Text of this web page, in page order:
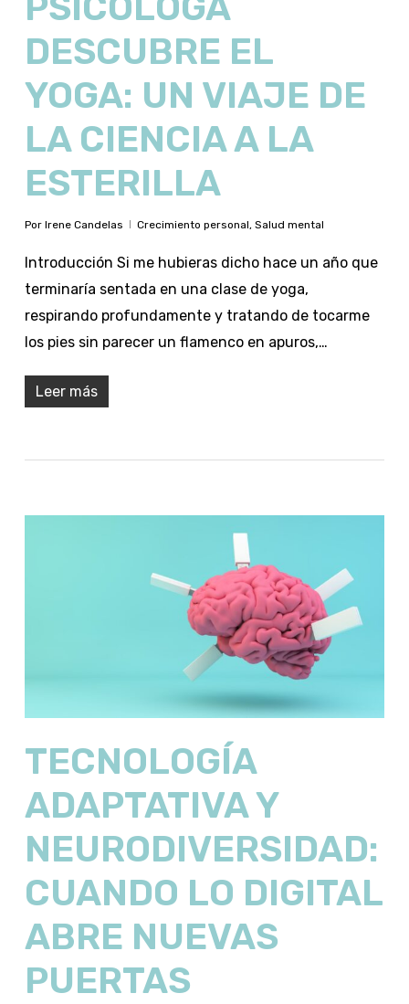
DESCUBRE EL
YOGA: UN VIAJE DE
LA CIENCIA A LA
ESTERILLA
Por Irene Candelas Crecimiento personal, Salud mental
Introducción Si me hubieras dicho hace un año que
terminaría sentada en una clase de yoga,
respirando profundamente y tratando de tocarme
los pies sin parecer un flamenco en apuros,…
Leer más
TECNOLOGÍA
ADAPTATIVA Y
NEURODIVERSIDAD:
CUANDO LO DIGITAL
ABRE NUEVAS
PUERTAS